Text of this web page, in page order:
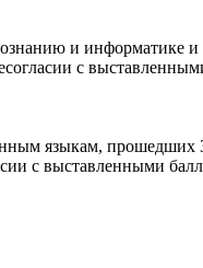
и информатике
с
языкам, прошедших
с выставленными